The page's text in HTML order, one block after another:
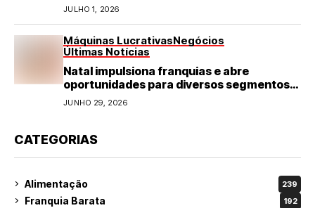
refeições rápidas e de qualidade
JULHO 1, 2026
Máquinas LucrativasNegócios
Últimas Notícias
Natal impulsiona franquias e abre
oportunidades para diversos segmentos
do varejo
JUNHO 29, 2026
CATEGORIAS
Alimentação 239
Franquia Barata 192